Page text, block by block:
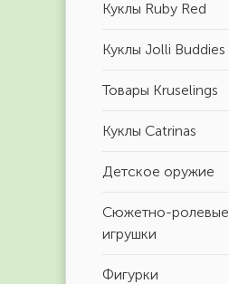
Куклы Ruby Red
Куклы Jolli Buddies
Товары Kruselings
Куклы Catrinas
Детское оружие
Сюжетно-ролевые
игрушки
Фигурки